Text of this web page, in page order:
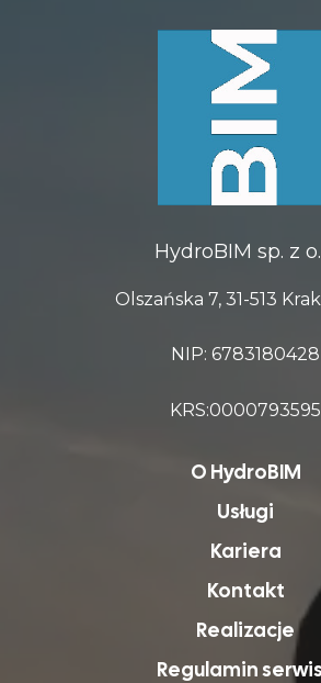
HydroBIM sp. z
Olszańska 7, 31-513
NIP: 6783180428
KRS:0000793595
O HydroBIM
Usługi
Kariera
Kontakt
Realizacje
Regulamin